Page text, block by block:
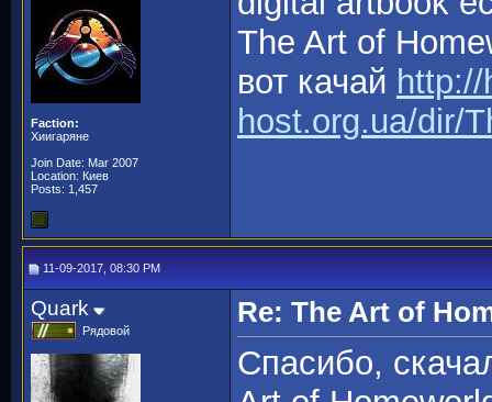
Faction:
Хиигаряне
Join Date: Mar 2007
Location: Киев
Posts: 1,457
The Art of
вот качай
host.org.ua/dir/
11-09-2017, 08:30 PM
Quark
Рядовой
Re: The Art of
Спасибо,